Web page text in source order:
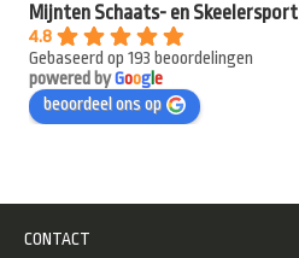
Mijnten Schaats- en Skeelersport
4.8
Gebaseerd op 193 beoordelingen
powered byGooge
beoordeel ons op
CONTACT